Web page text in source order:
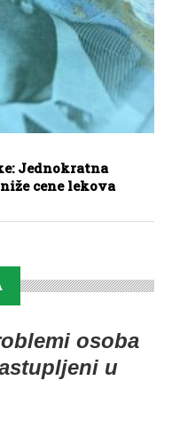
Jednokratna
cene lekova
osoba
u